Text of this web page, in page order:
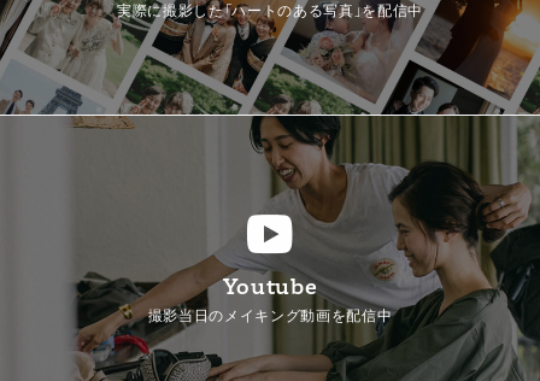
実際に撮影した「ハートのある写真」を配信中
Youtube
撮影当日のメイキング動画を配信中